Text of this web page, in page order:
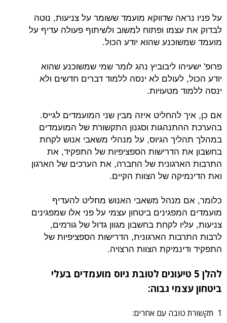
על פניו נראה שדווקא מועמד ששומר על צניעות, נוטה
לבדוק את עצמו ופתוח למשוב ולשיתוף פעולה עדיף על
מועמד שמשוכנע שהוא יודע הכול.
פרופ' ישעיהו ליבוביץ נהג לומר שמי שמשוכנע שהוא
יודע הכול, לעולם לא ינסה ללמוד דברים חדשים ולא
ינסה ללמוד מטעויות.
אם כן, איך להחליט איזה מבין שני המועמדים לגייס.
בהערכת ההתנהגות וסגנון התקשורת של המועמדים
במהלך תהליך הגיוס, על מנהלי משאבי אנוש לקחת
בחשבון את הדרישות הספציפיות של התפקיד, את
התרבות הארגונית של החברה, את הערכים של הארגון
ואת הדינמיקה של הצוות הקיים.
כלומר, אם מנהל משאבי האנוש מחליט להעדיף
מועמדים המפגינים ביטחון עצמי על פני אלו שמפגינים
צניעות, עליו לקחת בחשבון מגוון גדול של גורמים,
לרבות התרבות הארגונית, הדרישות הספציפיות של
התפקיד ודינמיקת הצוות הרצויה.
להלן 5 טיעונים לטובת גיוס מועמדים בעלי
ביטחון עצמי גבוה:
1 תקשורת טובה עם אחרים: